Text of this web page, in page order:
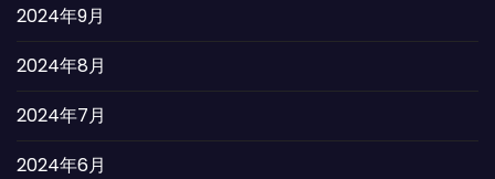
2024年9月
2024年8月
2024年7月
2024年6月